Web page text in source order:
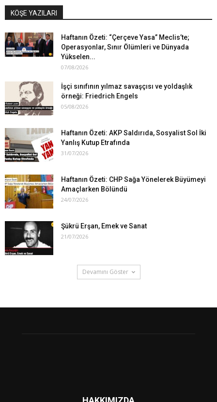
KÖŞE YAZILARI
Haftanın Özeti: “Çerçeve Yasa” Meclis’te;
Operasyonlar, Sınır Ölümleri ve Dünyada
Yükselen...
07/08/2026
İşçi sınıfının yılmaz savaşçısı ve yoldaşlık
örneği: Friedrich Engels
05/08/2026
Haftanın Özeti: AKP Saldırıda, Sosyalist Sol İki
Yanlış Kutup Etrafında
31/07/2026
Haftanın Özeti: CHP Sağa Yönelerek Büyümeyi
Amaçlarken Bölündü
24/07/2026
Şükrü Erşan, Emek ve Sanat
21/07/2026
Devamını Göster